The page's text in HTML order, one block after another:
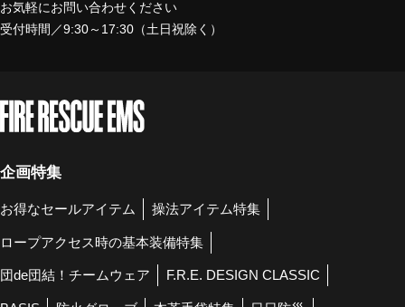
お気軽にお問い合わせください
受付時間／9:30～17:30（土日祝除く）
企画特集
お得なセールアイテム 操法アイテム特集
ロープアクセス時の基本装備特集
団de団結！チームウェア F.R.E. DESIGN CLASSIC